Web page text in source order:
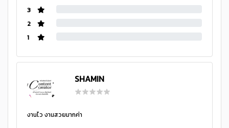
3
2
1
SHAMIN
งานไว งานสวยมากค่า